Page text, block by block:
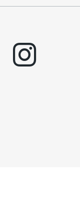
instagram